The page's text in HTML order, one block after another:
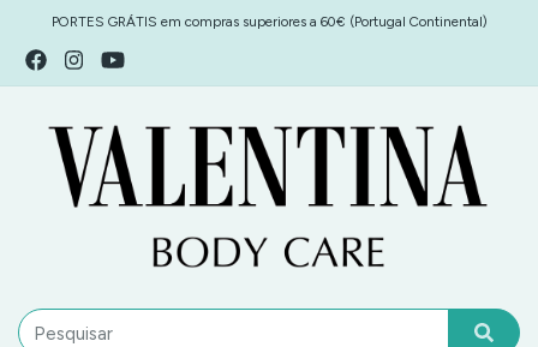
PORTES GRÁTIS em compras superiores a 60€ (Portugal Continental)